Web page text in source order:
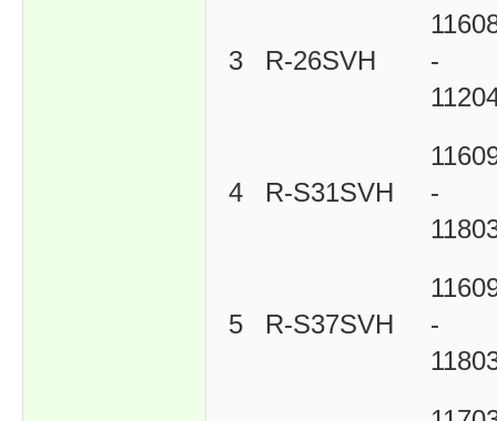
3 R-26SVH
-
4 R-S31SVH
-
5 R-S37SVH
-